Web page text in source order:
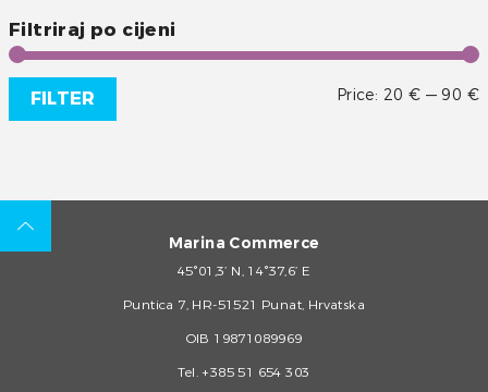
Filtriraj po cijeni
FILTER Price: 20 € — 90 €
Marina Commerce
45°01,3’ N, 14°37,6’ E
Puntica 7, HR-51521 Punat, Hrvatska
OIB 19871089969
Tel. +385 51 654 303